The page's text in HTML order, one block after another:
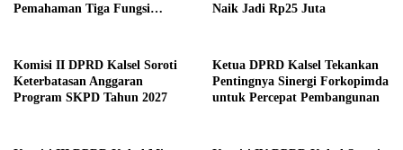
Pemahaman Tiga Fungsi
Naik Jadi Rp25 Juta
Komisi II DPRD Kalsel Soroti
Keterbatasan Anggaran
Program SKPD Tahun 2027
Ketua DPRD Kalsel Tekankan
Pentingnya Sinergi Forkopimda
untuk Percepat Pembangunan